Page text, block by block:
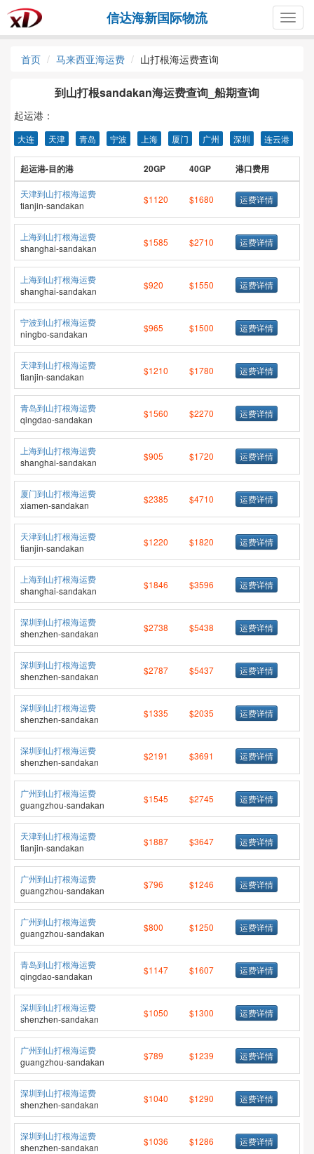
信达海新国际物流
首页 马来西亚海运费 山打根海运费查询
到山打根sandakan海运费查询_船期查询
起运港：
大连 天津 青岛 宁波 上海 厦门 广州 深圳 连云港
起运港-目的港 20GP 40GP 港口费用
天津到山打根海运费
tianjin-sandakan
$1120 $1680 运费详情
上海到山打根海运费
shanghai-sandakan
$1585 $2710 运费详情
上海到山打根海运费
shanghai-sandakan
$920 $1550 运费详情
宁波到山打根海运费
ningbo-sandakan
$965 $1500 运费详情
天津到山打根海运费
tianjin-sandakan
$1210 $1780 运费详情
青岛到山打根海运费
qingdao-sandakan
$1560 $2270 运费详情
上海到山打根海运费
shanghai-sandakan
$905 $1720 运费详情
厦门到山打根海运费
xiamen-sandakan
$2385 $4710 运费详情
天津到山打根海运费
tianjin-sandakan
$1220 $1820 运费详情
上海到山打根海运费
shanghai-sandakan
$1846 $3596 运费详情
深圳到山打根海运费
shenzhen-sandakan
$2738 $5438 运费详情
深圳到山打根海运费
shenzhen-sandakan
$2787 $5437 运费详情
深圳到山打根海运费
shenzhen-sandakan
$1335 $2035 运费详情
深圳到山打根海运费
shenzhen-sandakan
$2191 $3691 运费详情
广州到山打根海运费
guangzhou-sandakan
$1545 $2745 运费详情
天津到山打根海运费
tianjin-sandakan
$1887 $3647 运费详情
广州到山打根海运费
guangzhou-sandakan
$796 $1246 运费详情
广州到山打根海运费
guangzhou-sandakan
$800 $1250 运费详情
青岛到山打根海运费
qingdao-sandakan
$1147 $1607 运费详情
深圳到山打根海运费
shenzhen-sandakan
$1050 $1300 运费详情
广州到山打根海运费
guangzhou-sandakan
$789 $1239 运费详情
深圳到山打根海运费
shenzhen-sandakan
$1040 $1290 运费详情
深圳到山打根海运费
shenzhen-sandakan
$1036 $1286 运费详情